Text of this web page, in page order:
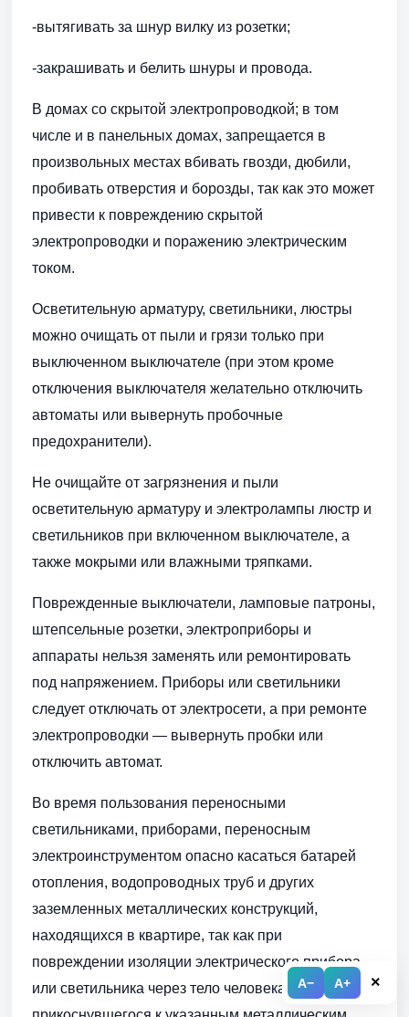
A− A+ ×
-вытягивать за шнур вилку из розетки;
-закрашивать и белить шнуры и провода.
В домах со скрытой электропроводкой; в том
числе и в панельных домах, запрещается в
произвольных местах вбивать гвозди, дюбили,
пробивать отверстия и борозды, так как это может
привести к повреждению скрытой
электропроводки и поражению электрическим
током.
Осветительную арматуру, светильники, люстры
можно очищать от пыли и грязи только при
выключенном выключателе (при этом кроме
отключения выключателя желательно отключить
автоматы или вывернуть пробочные
предохранители).
Не очищайте от загрязнения и пыли
осветительную арматуру и электролампы люстр и
светильников при включенном выключателе, а
также мокрыми или влажными тряпками.
Поврежденные выключатели, ламповые патроны,
штепсельные розетки, электроприборы и
аппараты нельзя заменять или ремонтировать
под напряжением. Приборы или светильники
следует отключать от электросети, а при ремонте
электропроводки — вывернуть пробки или
отключить автомат.
Во время пользования переносными
светильниками, приборами, переносным
электроинструментом опасно касаться батарей
отопления, водопроводных труб и других
заземленных металлических конструкций,
находящихся в квартире, так как при
повреждении изоляции электрического прибора
или светильника через тело человека,